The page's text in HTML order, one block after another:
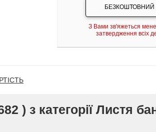
БЕЗКОШТОВНИЙ
З Вами зв'яжеться
затвердження всіх
) з категорії Листя